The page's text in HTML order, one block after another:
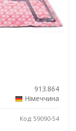
913.864
Німеччина
Код: 59090-54